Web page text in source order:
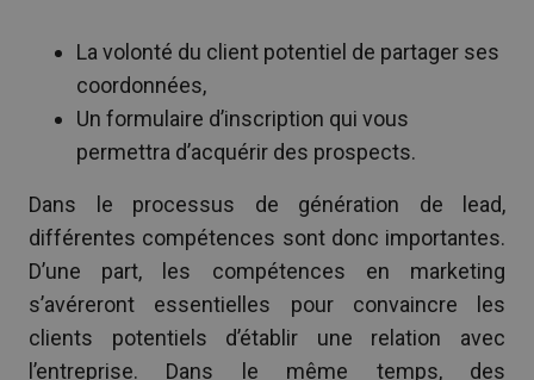
La volonté du client potentiel de partager ses
coordonnées,
Un formulaire d’inscription qui vous
permettra d’acquérir des prospects.
Dans le processus de génération de lead,
différentes compétences sont donc importantes.
D’une part, les compétences en marketing
s’avéreront essentielles pour convaincre les
clients potentiels d’établir une relation avec
l’entreprise. Dans le même temps, des